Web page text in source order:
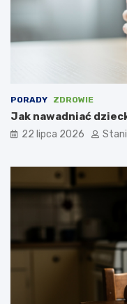
PORADY ZDROWIE
Jak nawadniać
22 lipca 2026